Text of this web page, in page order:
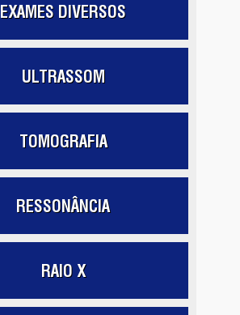
EXAMES DIVERSOS
ULTRASSOM
TOMOGRAFIA
RESSONÂNCIA
RAIO X